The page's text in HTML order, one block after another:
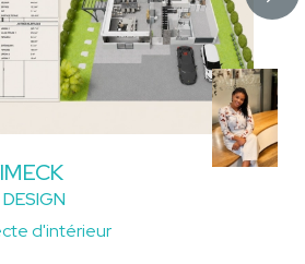
d'intérieur